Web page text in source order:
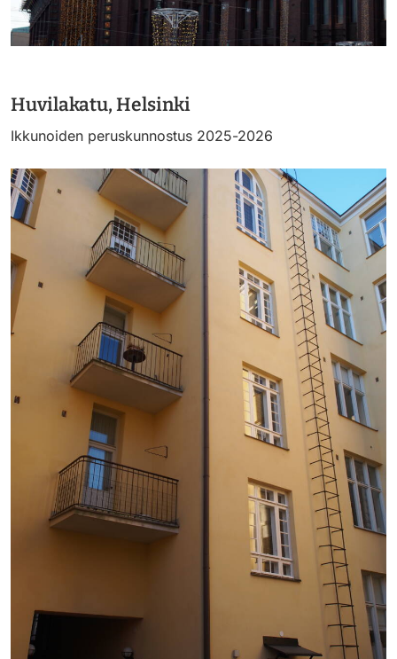
Huvilakatu, Helsinki
Ikkunoiden peruskunnostus 2025-2026